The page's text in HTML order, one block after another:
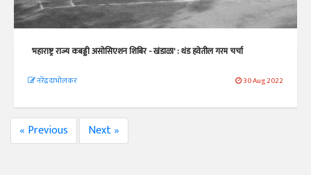
'महाराष्ट्र राज्य कबड्डी असोसिएशन शिबिर - खंडाळा' : थंड हवेतील गरम चर्चा
नरेंद्र दाभोलकर 30 Aug 2022
« Previous Next »